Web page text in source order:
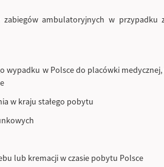
ambulatoryjnych w przypadku
wypadku w Polsce do placówki
w kraju stałego pobytu
lub kremacji w czasie pobytu Polsce